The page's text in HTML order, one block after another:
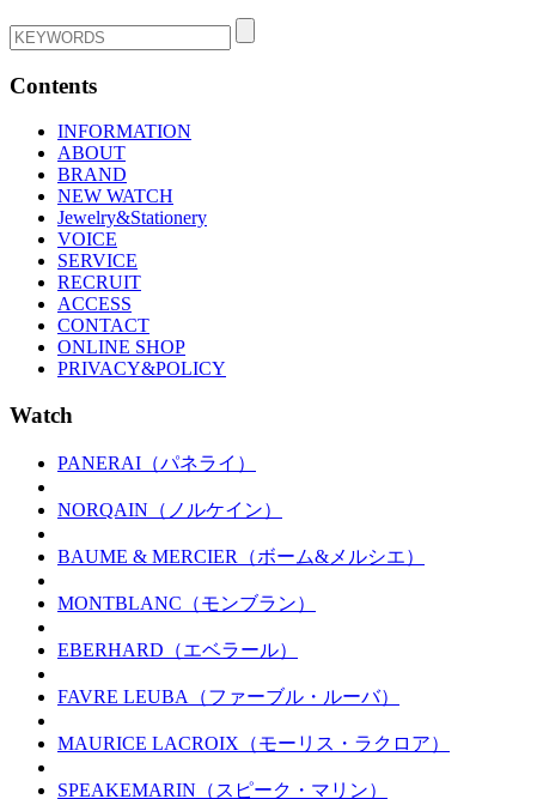
Contents
INFORMATION
ABOUT
BRAND
NEW WATCH
Jewelry&Stationery
VOICE
SERVICE
RECRUIT
ACCESS
CONTACT
ONLINE SHOP
PRIVACY&POLICY
Watch
PANERAI（パネライ）
NORQAIN（ノルケイン）
BAUME & MERCIER（ボーム&メルシエ）
MONTBLANC（モンブラン）
EBERHARD（エベラール）
FAVRE LEUBA（ファーブル・ルーバ）
MAURICE LACROIX（モーリス・ラクロア）
SPEAKEMARIN（スピーク・マリン）